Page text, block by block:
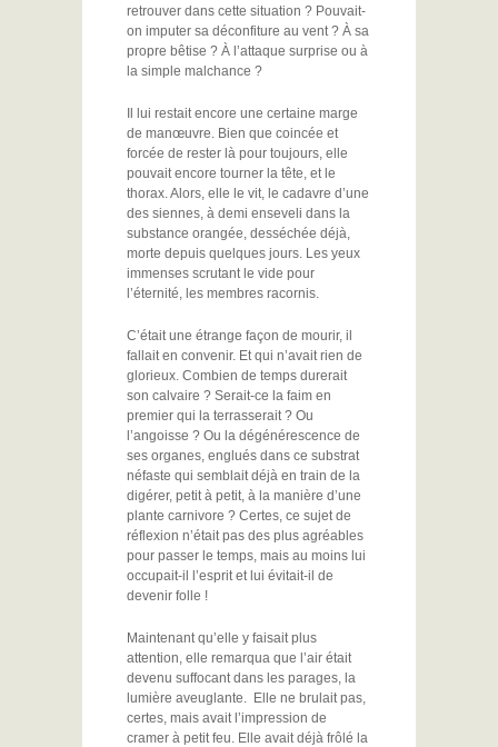
retrouver dans cette situation ? Pouvait-
on imputer sa déconfiture au vent ? À sa
propre bêtise ? À l’attaque surprise ou à
la simple malchance ?
Il lui restait encore une certaine marge
de manœuvre. Bien que coincée et
forcée de rester là pour toujours, elle
pouvait encore tourner la tête, et le
thorax. Alors, elle le vit, le cadavre d’une
des siennes, à demi enseveli dans la
substance orangée, desséchée déjà,
morte depuis quelques jours. Les yeux
immenses scrutant le vide pour
l’éternité, les membres racornis.
C’était une étrange façon de mourir, il
fallait en convenir. Et qui n’avait rien de
glorieux. Combien de temps durerait
son calvaire ? Serait-ce la faim en
premier qui la terrasserait ? Ou
l’angoisse ? Ou la dégénérescence de
ses organes, englués dans ce substrat
néfaste qui semblait déjà en train de la
digérer, petit à petit, à la manière d’une
plante carnivore ? Certes, ce sujet de
réflexion n’était pas des plus agréables
pour passer le temps, mais au moins lui
occupait-il l’esprit et lui évitait-il de
devenir folle !
Maintenant qu’elle y faisait plus
attention, elle remarqua que l’air était
devenu suffocant dans les parages, la
lumière aveuglante. Elle ne brulait pas,
certes, mais avait l’impression de
cramer à petit feu. Elle avait déjà frôlé la